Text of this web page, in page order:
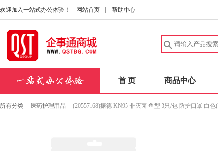
欢迎加入一站式办公体验！ 网站首页 帮助中心
首 页 商品中心
所有分类 医药护理用品 (20557168)振德 KN95 非灭菌 鱼型 3只/包 防护口罩 白色